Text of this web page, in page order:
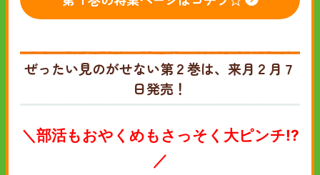
ぜったい見のがせない第２巻は、来月２月７
日発売！
＼部活もおやくめもさっそく大ピンチ!?
／